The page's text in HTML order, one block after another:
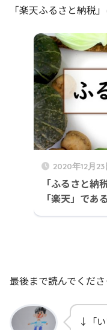
「楽天ふるさと納税
2020年12月23
「ふるさと納
「楽天」であ
最後まで読んでくだ
↓「い